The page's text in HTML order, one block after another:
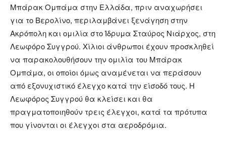
Μπάρακ Ομπάμα στην Ελλάδα, πριν αναχωρήσει
για το Βερολίνο, περιλαμβάνει ξενάγηση στην
Ακρόπολη και ομιλία στο Ίδρυμα Σταύρος Νιάρχος, στη
Λεωφόρο Συγγρού. Χίλιοι άνθρωποι έχουν προσκληθεί
να παρακολουθήσουν την ομιλία του Μπάρακ
Ομπάμα, οι οποίοι όμως αναμένεται να περάσουν
από εξονυχιστικό έλεγχο κατά την είσοδό τους. Η
Λεωφόρος Συγγρού θα κλείσει και θα
πραγματοποιηθούν τρεις έλεγχοι, κατά τα πρότυπα
που γίνονται οι έλεγχοι στα αεροδρόμια.